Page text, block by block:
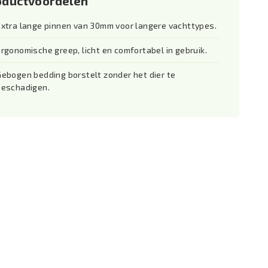
lange pinnen van 30mm voor langere vachttypes.
greep, licht en comfortabel in gebruik.
bedding borstelt zonder het dier te